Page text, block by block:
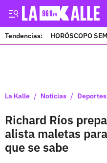
Tendencias: HORÓSCOPO
La Kalle / Noticias / Deportes
Richard Ríos
alista maletas
que se sabe